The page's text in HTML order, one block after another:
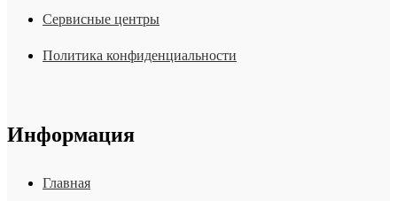
Сервисные центры
Политика конфиденциальности
Информация
Главная